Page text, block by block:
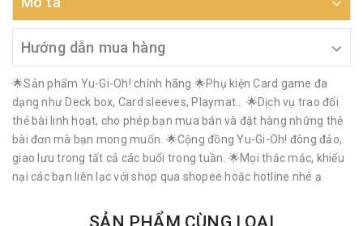
Hướng dẫn mua hàng
🌟Sản phẩm Yu-Gi-Oh! chính hãng 🌟Phụ kiện Card game đa
dạng như Deck box, Card sleeves, Playmat… 🌟Dịch vụ trao đổi
thẻ bài linh hoạt, cho phép bạn mua bán và đặt hàng những thẻ
bài đơn mà bạn mong muốn. 🌟Cộng đồng Yu-Gi-Oh! đông đảo,
giao lưu trong tất cả các buổi trong tuần. 🌟Mọi thắc mắc, khiếu
nại các bạn liên lạc với shop qua shopee hoặc hotline nhé ạ